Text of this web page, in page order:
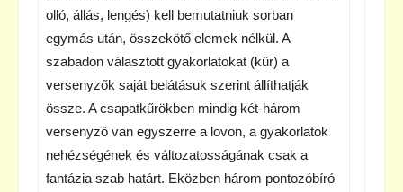
olló, állás, lengés) kell bemutatniuk sorban
egymás után, összekötő elemek nélkül. A
szabadon választott gyakorlatokat (kűr) a
versenyzők saját belátásuk szerint állíthatják
össze. A csapatkűrökben mindig két-három
versenyző van egyszerre a lovon, a gyakorlatok
nehézségének és változatosságának csak a
fantázia szab határt. Eközben három pontozóbíró